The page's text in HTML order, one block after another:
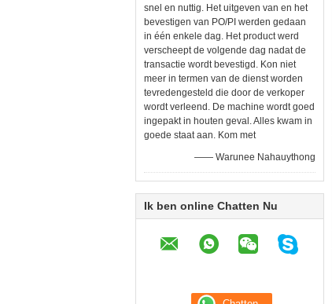
snel en nuttig. Het uitgeven van en het
bevestigen van PO/PI werden gedaan
in één enkele dag. Het product werd
verscheept de volgende dag nadat de
transactie wordt bevestigd. Kon niet
meer in termen van de dienst worden
tevredengesteld die door de verkoper
wordt verleend. De machine wordt goed
ingepakt in houten geval. Alles kwam in
goede staat aan. Kom met
—— Warunee Nahauythong
Ik ben online Chatten Nu